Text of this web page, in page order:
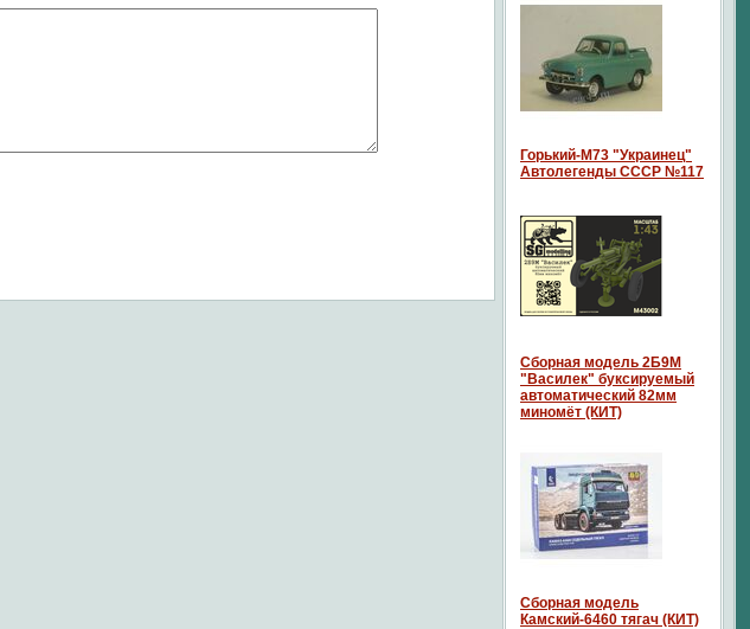
Горький-М73 "Украинец"
Автолегенды СССР №117
Сборная модель 2Б9М
"Василек" буксируемый
автоматический 82мм
миномёт (КИТ)
Сборная модель
Камский-6460 тягач (КИТ)